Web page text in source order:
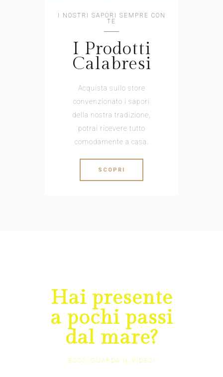
I NOSTRI SAPORI SEMPRE CON
TE
I Prodotti
Calabresi
Acquista sullo store
convenzionato i sapori
della nostra tradizione,
potrai ricevere tutto
comodamente a casa.
SCOPRI
Hai presente
a pochi passi
dal mare?
ECCO, GUARDA IL VIDEO!